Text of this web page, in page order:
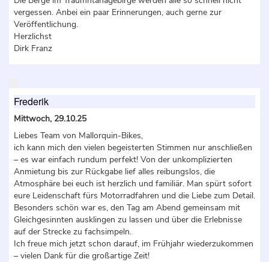
vergessen. Anbei ein paar Erinnerungen, auch gerne zur
Veröffentlichung.
Herzlichst
Dirk Franz
Frederik
Mittwoch, 29.10.25
Liebes Team von Mallorquin-Bikes,
ich kann mich den vielen begeisterten Stimmen nur anschließen
– es war einfach rundum perfekt! Von der unkomplizierten
Anmietung bis zur Rückgabe lief alles reibungslos, die
Atmosphäre bei euch ist herzlich und familiär. Man spürt sofort
eure Leidenschaft fürs Motorradfahren und die Liebe zum Detail.
Besonders schön war es, den Tag am Abend gemeinsam mit
Gleichgesinnten ausklingen zu lassen und über die Erlebnisse
auf der Strecke zu fachsimpeln.
Ich freue mich jetzt schon darauf, im Frühjahr wiederzukommen
– vielen Dank für die großartige Zeit!